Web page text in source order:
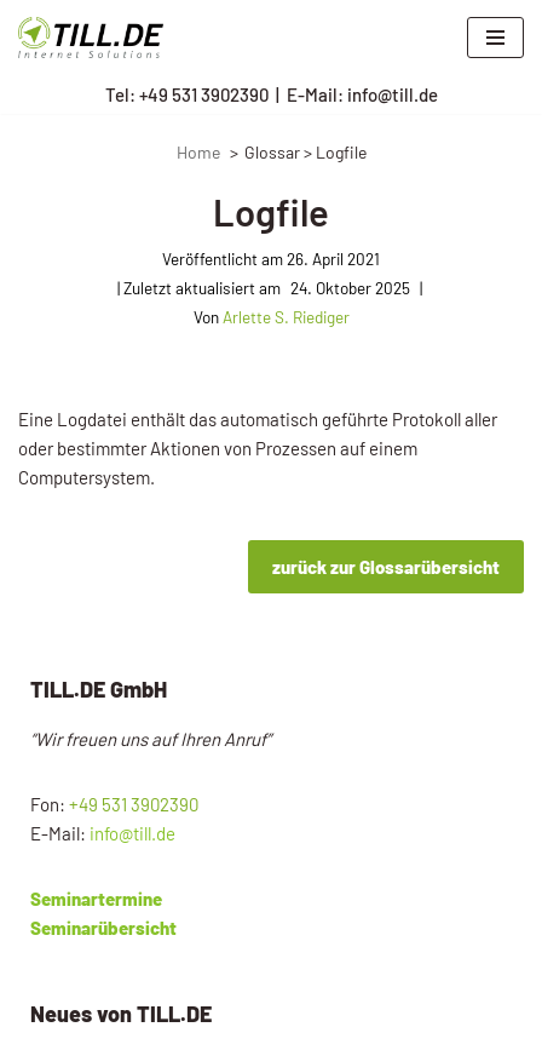
Zum
Tel: +49 531 3902390| E-Mail: info@till.de
Home Glossar > Logfile
Logfile
Veröffentlicht am26. April 2021
24. Oktober 2025
VonArlette S. Riediger
Eine Logdatei enthält das automatisch geführte Protokoll aller
oder bestimmter Aktionen von Prozessen auf einem
Computersystem.
zurück zur Glossarübersicht
TILL.DE GmbH
“Wir freuen uns auf Ihren Anruf”
Fon: +49 531 3902390
E-Mail: info@till.de
Seminartermine
Seminarübersicht
Neues von TILL.DE